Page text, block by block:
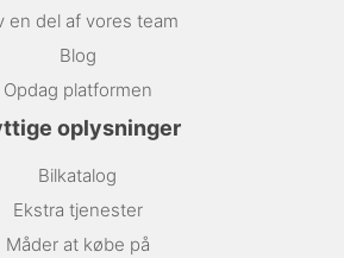
en del af vores team
Blog
Opdag platformen
oplysninger
Bilkatalog
Ekstra tjenester
Måder at købe på